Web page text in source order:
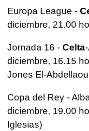
Europa League -
diciembre, 21.00
Jornada 16 - Celta
diciembre, 16.15
Jones El-
Copa del Rey -
diciembre, 19.00
Iglesias)